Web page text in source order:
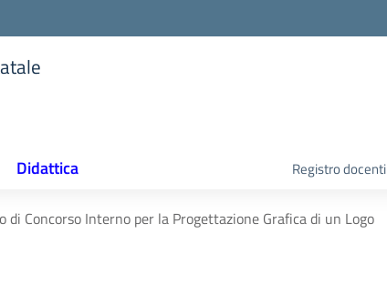
Didattica Registro docenti
di Concorso Interno per la Progettazione Grafica di un Logo